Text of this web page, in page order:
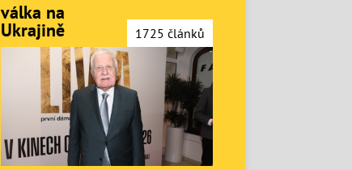
válka na
Ukrajině 1725 článků